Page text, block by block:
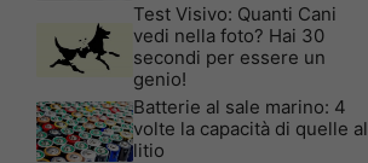
Test Visivo: Quanti Cani
vedi nella foto? Hai 30
secondi per essere un
genio!
Batterie al sale marino: 4
volte la capacità di quelle al
litio